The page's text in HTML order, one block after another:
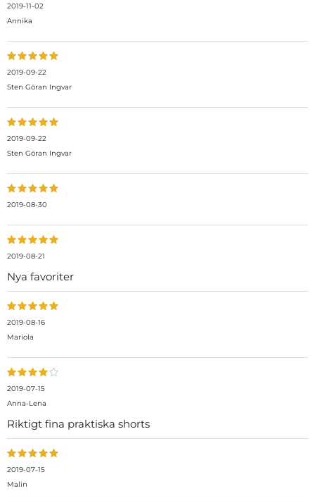
2019-11-02
Annika
2019-09-22
Sten Göran Ingvar
2019-09-22
Sten Göran Ingvar
2019-08-30
2019-08-21
Nya favoriter
2019-08-16
Mariola
2019-07-15
Anna-Lena
Riktigt fina praktiska shorts
2019-07-15
Malin